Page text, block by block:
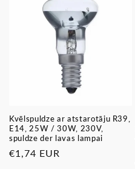
Kvēlspuldze ar atstarotāju R39,
E14, 25W / 30W, 230V,
spuldze der lavas lampai
Parastā
€1,74 EUR